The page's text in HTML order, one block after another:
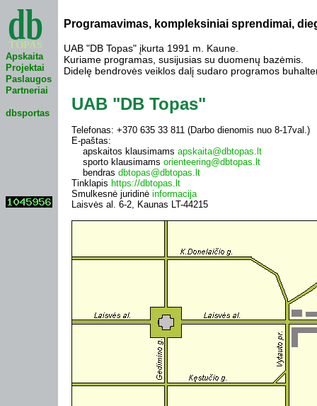
Apskaita
Projektai
Paslaugos
Partneriai
dbsportas
Programavimas, kompleksiniai sprendimai,
UAB "DB Topas" įkurta 1991 m. Kaune.
Kuriame programas, susijusias su duomenų bazėmis.
Didelę bendrovės veiklos dalį sudaro programos
UAB "DB Topas"
Telefonas: +370 635 33 811 (Darbo dienomis nuo 8-17val.)
E-paštas:
apskaitos klausimams apskaita@dbtopas.lt
sporto klausimams orienteering@dbtopas.lt
bendras dbtopas@dbtopas.lt
Tinklapis https://dbtopas.lt
Smulkesnė juridinė informacija
Laisvės al. 6-2, Kaunas LT-44215